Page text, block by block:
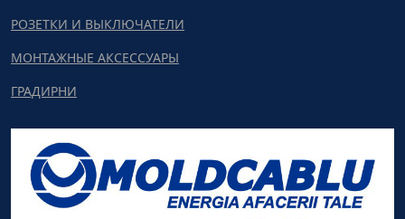
РОЗЕТКИ И ВЫКЛЮЧАТЕЛИ
МОНТАЖНЫЕ АКСЕССУАРЫ
ГРАДИРНИ